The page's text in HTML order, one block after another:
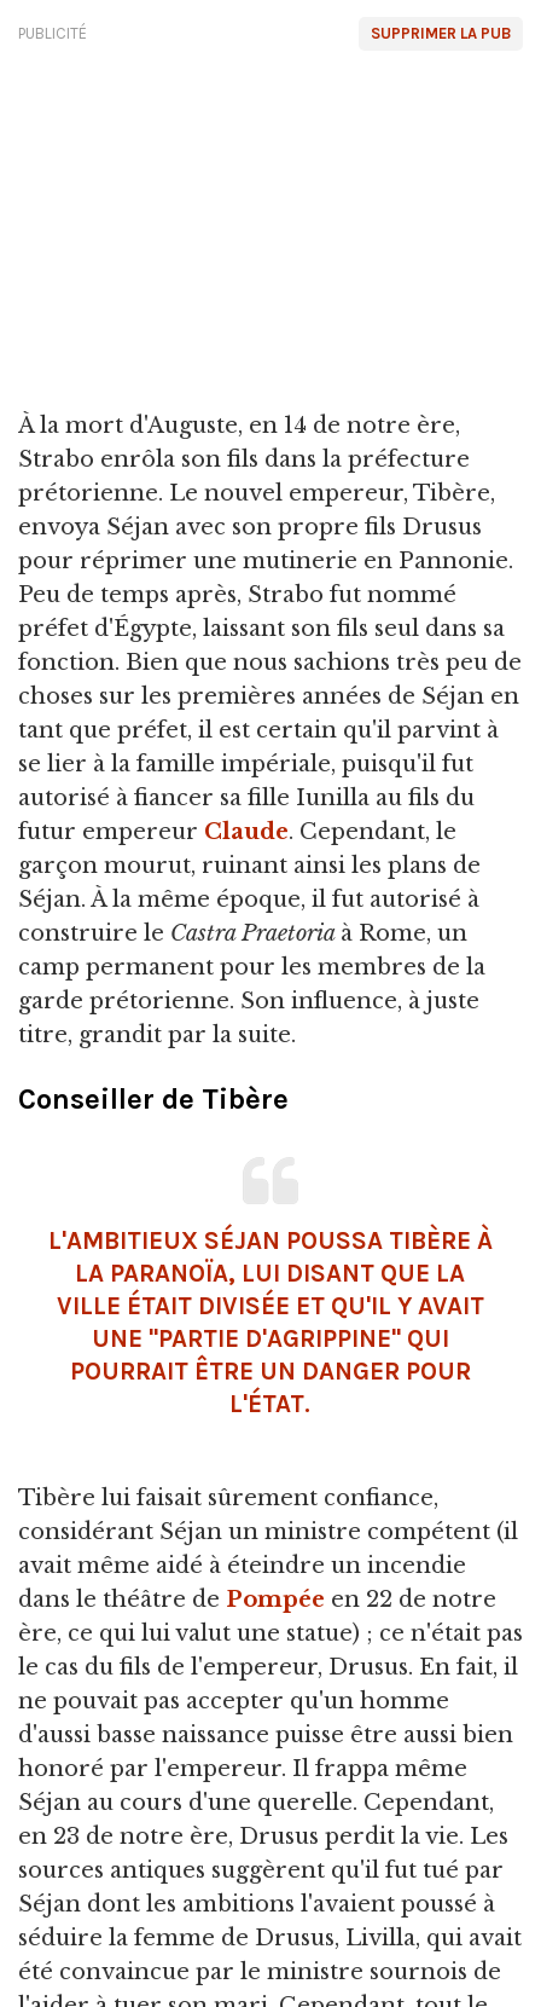
SUPPRIMER LA PUB
PUBLICITÉ
À la mort d'Auguste, en 14 de notre ère,
Strabo enrôla son fils dans la préfecture
prétorienne. Le nouvel empereur, Tibère,
envoya Séjan avec son propre fils Drusus
pour réprimer une mutinerie en Pannonie.
Peu de temps après, Strabo fut nommé
préfet d'Égypte, laissant son fils seul dans sa
fonction. Bien que nous sachions très peu de
choses sur les premières années de Séjan en
tant que préfet, il est certain qu'il parvint à
se lier à la famille impériale, puisqu'il fut
autorisé à fiancer sa fille Iunilla au fils du
futur empereur Claude. Cependant, le
garçon mourut, ruinant ainsi les plans de
Séjan. À la même époque, il fut autorisé à
construire le Castra Praetoria à Rome, un
camp permanent pour les membres de la
garde prétorienne. Son influence, à juste
titre, grandit par la suite.
Conseiller de Tibère
L'AMBITIEUX SÉJAN POUSSA TIBÈRE À
LA PARANOÏA, LUI DISANT QUE LA
VILLE ÉTAIT DIVISÉE ET QU'IL Y AVAIT
UNE "PARTIE D'AGRIPPINE" QUI
POURRAIT ÊTRE UN DANGER POUR
L'ÉTAT.
Tibère lui faisait sûrement confiance,
considérant Séjan un ministre compétent (il
avait même aidé à éteindre un incendie
dans le théâtre de Pompée en 22 de notre
ère, ce qui lui valut une statue) ; ce n'était pas
le cas du fils de l'empereur, Drusus. En fait, il
ne pouvait pas accepter qu'un homme
d'aussi basse naissance puisse être aussi bien
honoré par l'empereur. Il frappa même
Séjan au cours d'une querelle. Cependant,
en 23 de notre ère, Drusus perdit la vie. Les
sources antiques suggèrent qu'il fut tué par
Séjan dont les ambitions l'avaient poussé à
séduire la femme de Drusus, Livilla, qui avait
été convaincue par le ministre sournois de